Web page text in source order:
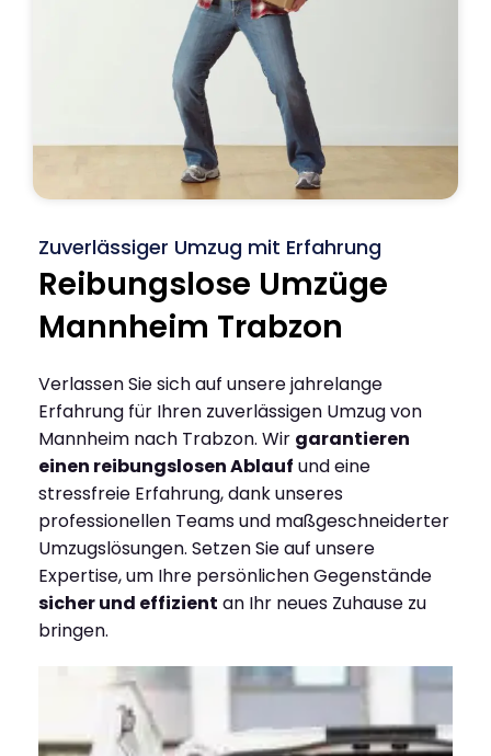
Zuverlässiger Umzug mit Erfahrung
Reibungslose Umzüge
Mannheim Trabzon
Verlassen Sie sich auf unsere jahrelange
Erfahrung für Ihren zuverlässigen Umzug von
Mannheim nach Trabzon. Wir garantieren
einen reibungslosen Ablauf und eine
stressfreie Erfahrung, dank unseres
professionellen Teams und maßgeschneiderter
Umzugslösungen. Setzen Sie auf unsere
Expertise, um Ihre persönlichen Gegenstände
sicher und effizient an Ihr neues Zuhause zu
bringen.